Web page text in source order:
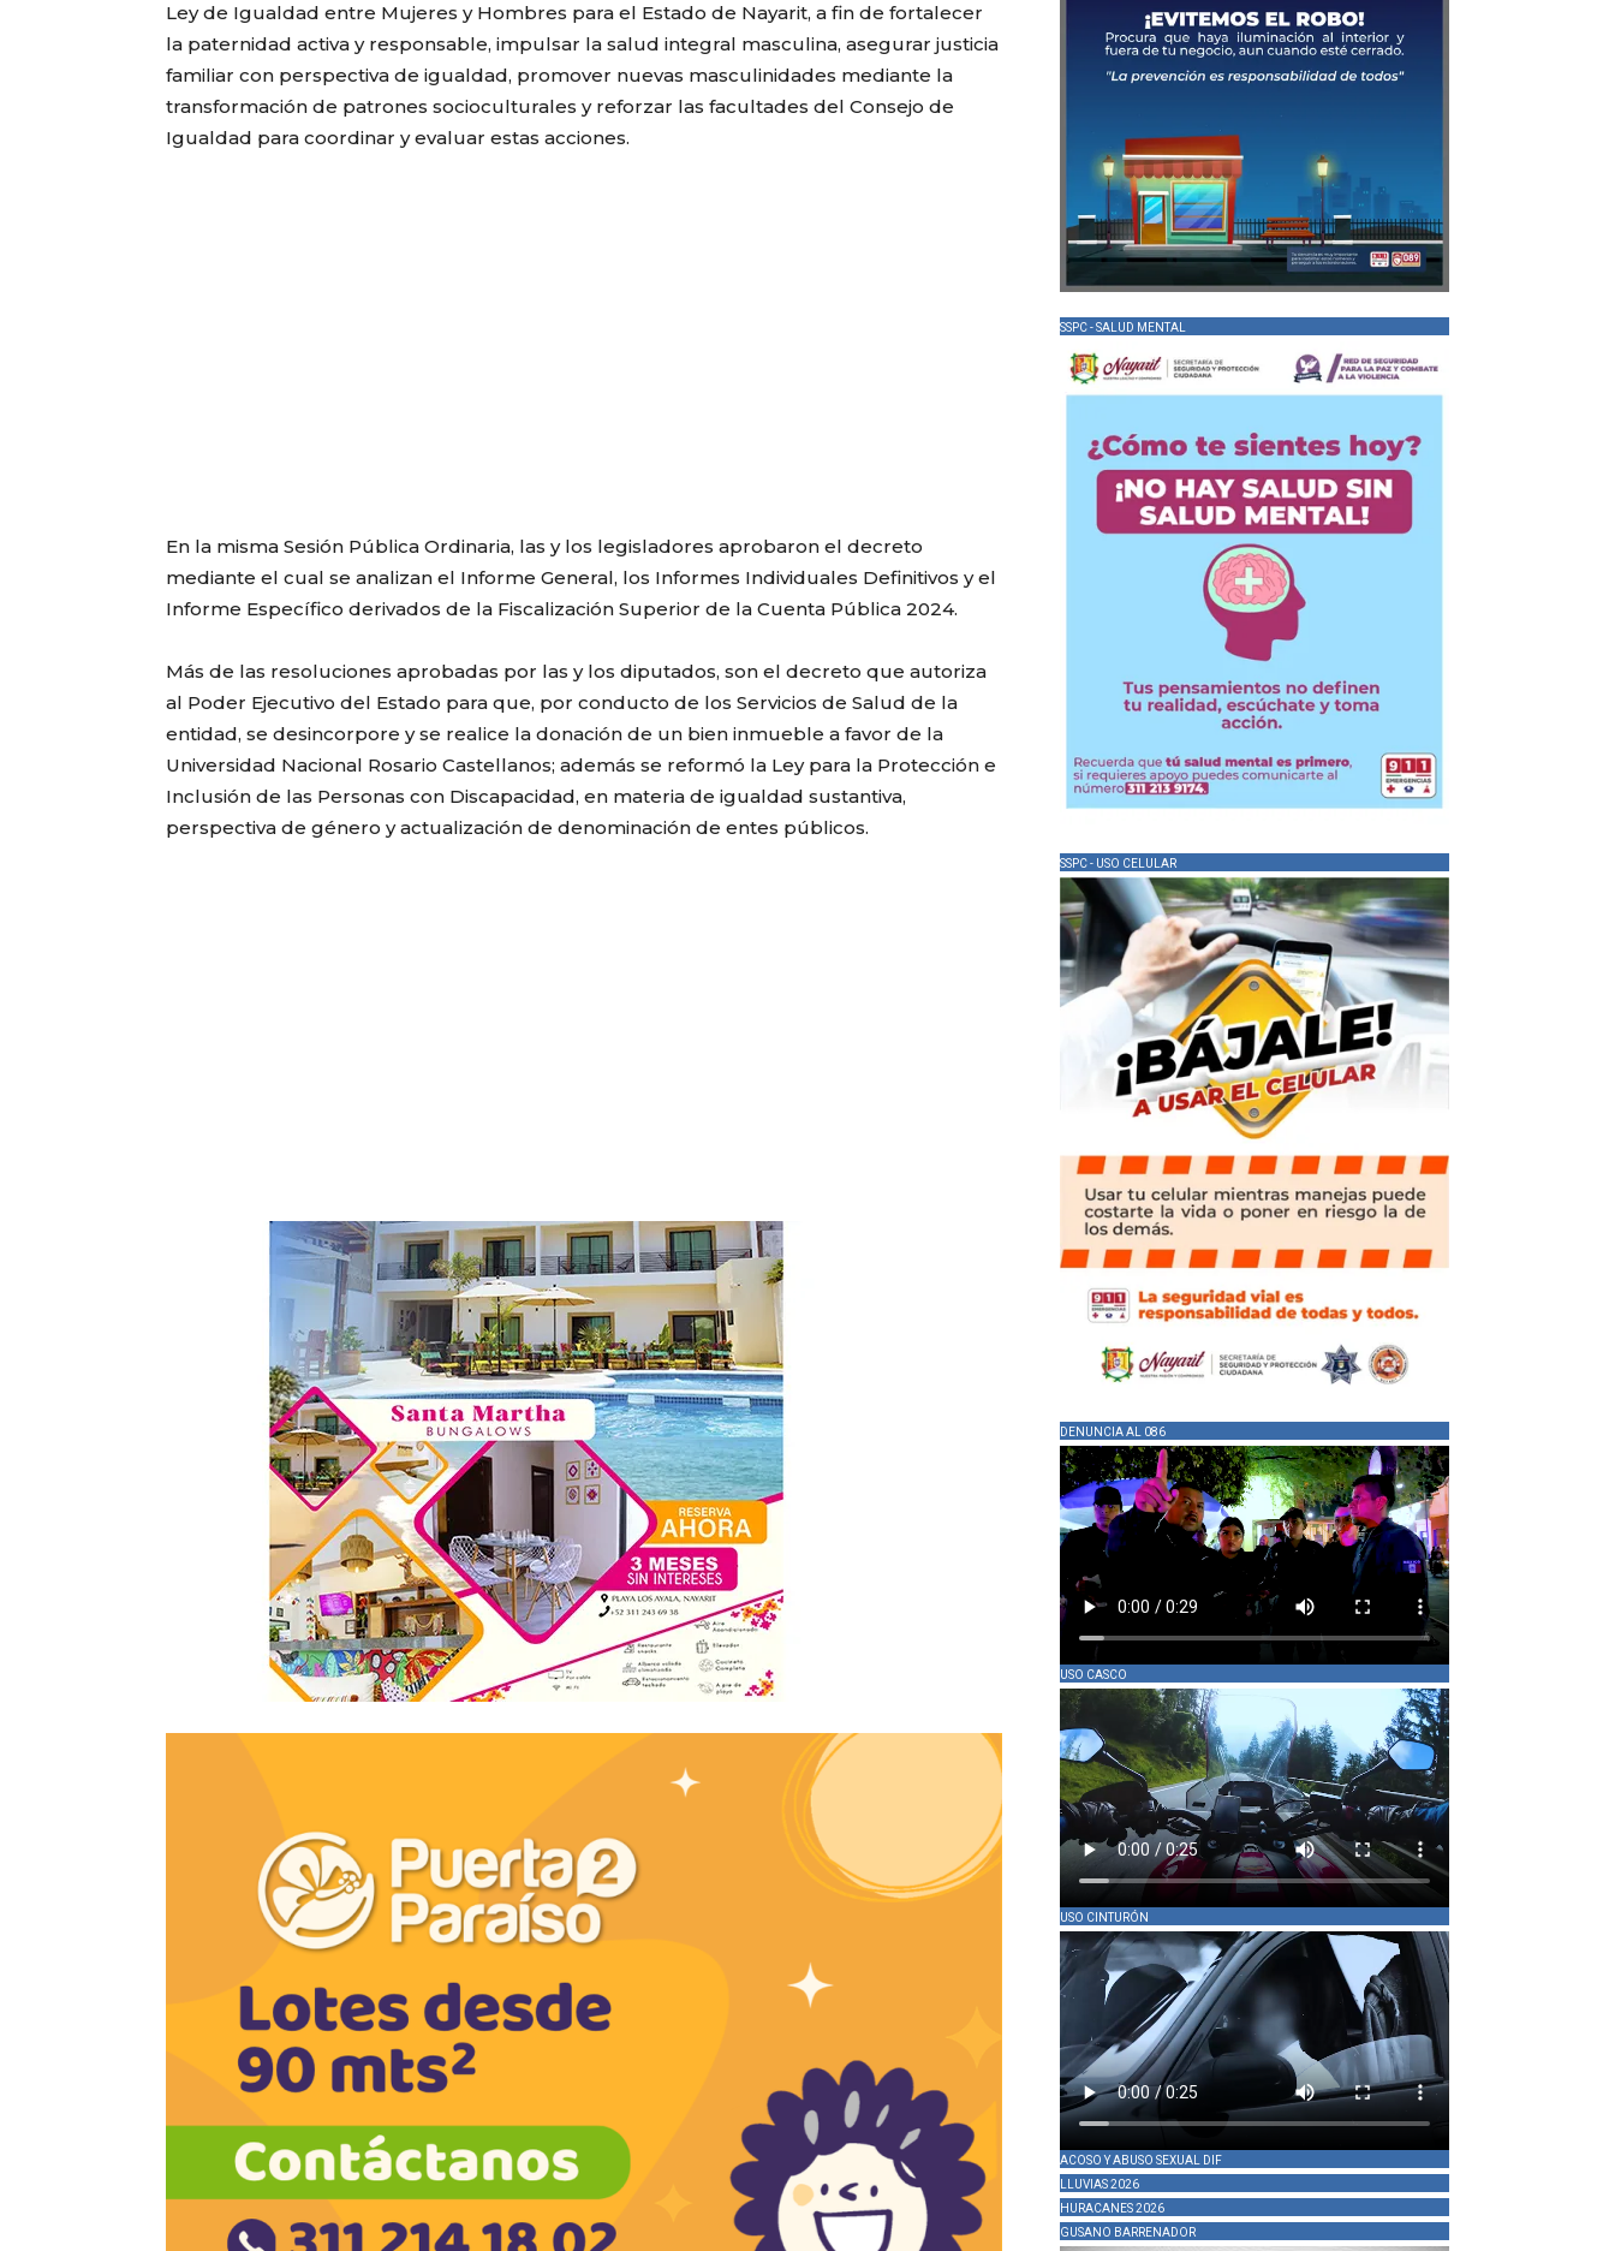
Ley de Igualdad entre Mujeres y Hombres para el Estado de Nayarit, a fin de fortalecer
la paternidad activa y responsable, impulsar la salud integral masculina, asegurar justicia
familiar con perspectiva de igualdad, promover nuevas masculinidades mediante la
transformación de patrones socioculturales y reforzar las facultades del Consejo de
Igualdad para coordinar y evaluar estas acciones.
En la misma Sesión Pública Ordinaria, las y los legisladores aprobaron el decreto
mediante el cual se analizan el Informe General, los Informes Individuales Definitivos y el
Informe Específico derivados de la Fiscalización Superior de la Cuenta Pública 2024.
Más de las resoluciones aprobadas por las y los diputados, son el decreto que autoriza
al Poder Ejecutivo del Estado para que, por conducto de los Servicios de Salud de la
entidad, se desincorpore y se realice la donación de un bien inmueble a favor de la
Universidad Nacional Rosario Castellanos; además se reformó la Ley para la Protección e
Inclusión de las Personas con Discapacidad, en materia de igualdad sustantiva,
perspectiva de género y actualización de denominación de entes públicos.
SSPC - SALUD MENTAL
SSPC - USO CELULAR
DENUNCIA AL 086
USO CASCO
USO CINTURÓN
ACOSO Y ABUSO SEXUAL DIF
LLUVIAS 2026
HURACANES 2026
GUSANO BARRENADOR